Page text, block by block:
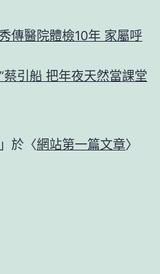
傳醫院體檢10年 家屬呼
蔡引船 把年夜天然當課堂
」於〈網站第一篇文章〉